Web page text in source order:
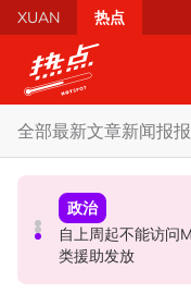
Skip to main content
XUAN 热点
全部最新文章新闻报
社会
摩托车况欠佳、骑士疲劳肇祸 RXZ
发车祸
政治
政治
自上周起不能访问MyKHAS系统
类援助发放